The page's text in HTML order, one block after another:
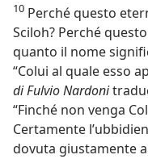
10 Perché questo
Sciloh? Perché
quanto il nome
“Colui al quale esso
di Fulvio Nardoni
“Finché non venga
Certamente
dovuta giustamente